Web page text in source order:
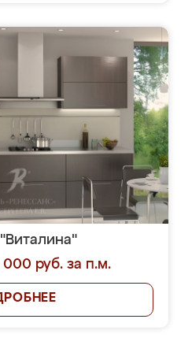
000 руб. за п.м.